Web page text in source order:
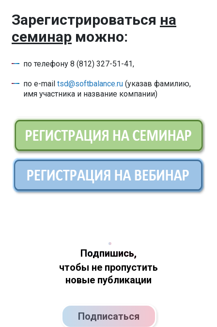
Зарегистрироваться на
семинар можно:
по телефону 8 (812) 327-51-41,
по e-mail tsd@softbalance.ru (указав фамилию,
имя участника и название компании)
Подпишись,
чтобы не пропустить
новые публикации
Подписаться